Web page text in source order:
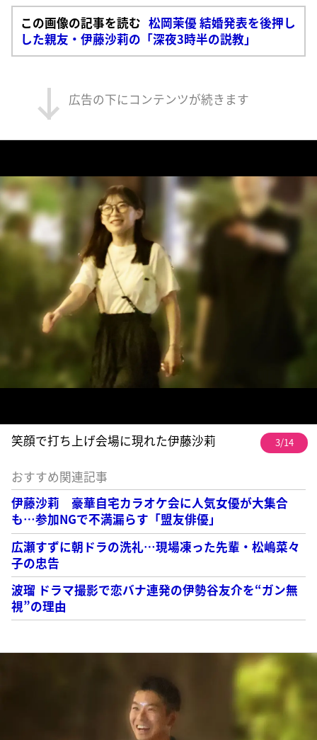
この画像の記事を読む 松岡茉優 結婚発表を後押し
した親友・伊藤沙莉の「深夜3時半の説教」
広告の下にコンテンツが続きます
笑顔で打ち上げ会場に現れた伊藤沙莉 3/14
おすすめ関連記事
伊藤沙莉 豪華自宅カラオケ会に人気女優が大集合
も…参加NGで不満漏らす「盟友俳優」
広瀬すずに朝ドラの洗礼…現場凍った先輩・松嶋菜々
子の忠告
波瑠 ドラマ撮影で恋バナ連発の伊勢谷友介を“ガン無
視”の理由